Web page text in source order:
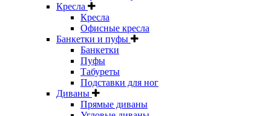
Кресла
Кресла
Офисные кресла
Банкетки и пуфы
Банкетки
Пуфы
Табуреты
Подставки для ног
Диваны
Прямые диваны